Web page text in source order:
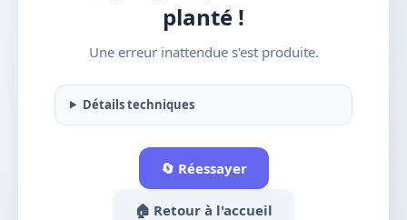
planté !
Une erreur inattendue s'est produite.
Détails techniques
🔄 Réessayer
🏠 Retour à l'accueil